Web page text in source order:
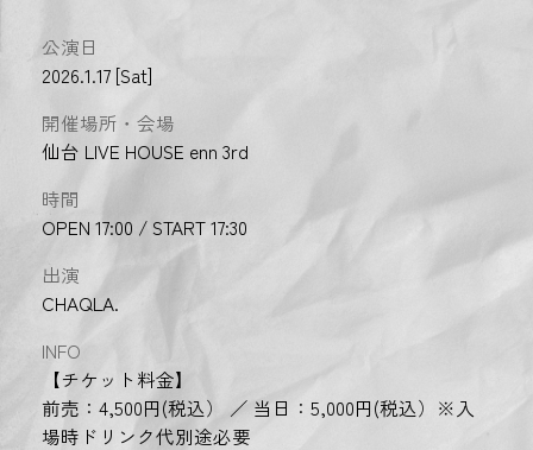
公演日
2026.1.17 [Sat]
開催場所・会場
仙台 LIVE HOUSE enn 3rd
時間
OPEN 17:00 / START 17:30
出演
CHAQLA.
INFO
【チケット料金】
前売：4,500円(税込） ／ 当日：5,000円(税込）※入
場時ドリンク代別途必要